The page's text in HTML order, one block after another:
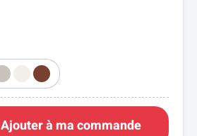
Ajouter à ma commande